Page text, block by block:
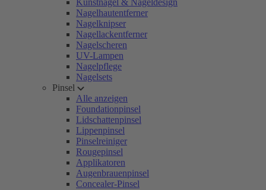
Kunstnägel & Nageldesign
Nagelhautentferner
Nagelknipser
Nagellackentferner
Nagelscheren
UV-Lampen
Nagelpflege
Nagelsets
Pinsel
Alle anzeigen
Foundationpinsel
Lidschattenpinsel
Lippenpinsel
Pinselreiniger
Rougepinsel
Applikatoren
Augenbrauenpinsel
Concealer-Pinsel